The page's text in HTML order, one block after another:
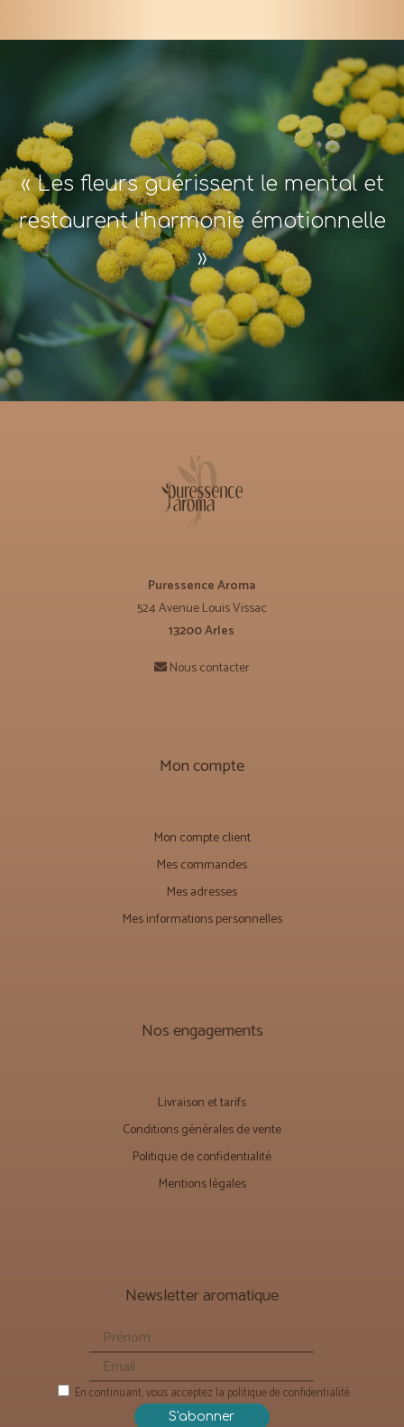
« Les fleurs guérissent le mental et
restaurent l'harmonie émotionnelle
»
Puressence Aroma
524 Avenue Louis Vissac
13200 Arles
Nous contacter
Mon compte
Mon compte client
Mes commandes
Mes adresses
Mes informations personnelles
Nos engagements
Livraison et tarifs
Conditions générales de vente
Politique de confidentialité
Mentions légales
Newsletter aromatique
En continuant, vous acceptez la politique de confidentialité